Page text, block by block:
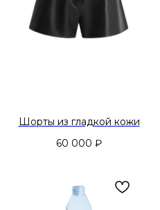
Шорты из гладкой кожи
60 000 ₽